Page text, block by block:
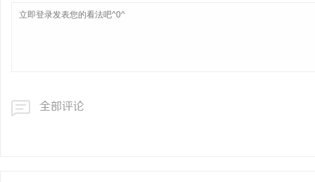
全部评论